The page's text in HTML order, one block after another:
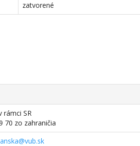
zatvorené
rámci SR
70 zo zahraničia